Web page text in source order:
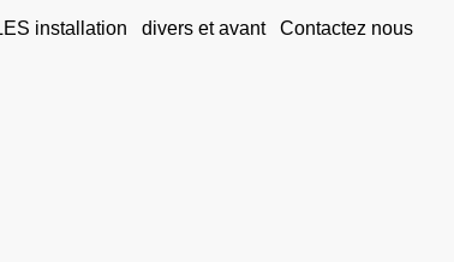
installation divers et avant Contactez nous